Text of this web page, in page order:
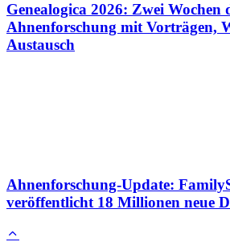
Genealogica 2026: Zwei Wochen
Ahnenforschung mit Vorträgen,
Austausch
Ahnenforschung-Update:
veröffentlicht 18 Millionen neue